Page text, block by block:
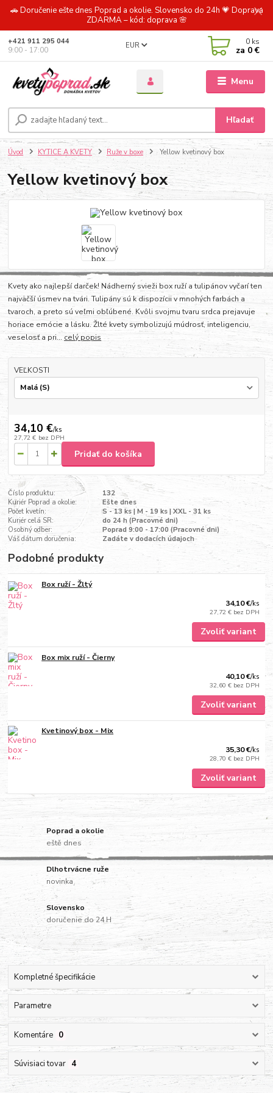
🚗 Doručenie ešte dnes Poprad a okolie. Slovensko do 24h 💗 Doprava
ZDARMA – kód: doprava 🌸
Menu
EUR
Hľadať
+421 911 295 044
9:00 - 17:00
0 ks
za 0 €
Úvod KYTICE A KVETY Ruže v boxe Yellow kvetinový box
Yellow kvetinový box
Kvety ako najlepší darček! Nádherný svieži box ruží a tulipánov vyčarí ten
najväčší úsmev na tvári. Tulipány sú k dispozícii v mnohých farbách a
tvaroch, a preto sú veľmi obľúbené. Kvôli svojmu tvaru srdca prejavuje
horiace emócie a lásku. Žlté kvety symbolizujú múdrosť, inteligenciu,
veselosť a pri... celý popis
VEĽKOSTI
34,10 €/ks
27,72 € bez DPH
Pridať do košíka
Číslo produktu:
132
Kuriér Poprad a okolie:
Ešte dnes
Počet kvetín:
S - 13 ks | M - 19 ks | XXL - 31 ks
Kuriér celá SR:
do 24 h (Pracovné dni)
Osobný odber:
Poprad 9:00 - 17:00 (Pracovné dni)
Váš dátum doručenia:
Zadáte v dodacích údajoch
Podobné produkty
Box ruží - Žltý
34,10 €/ks
27,72 € bez DPH
Zvoliť variant
Box mix ruží - Čierny
40,10 €/ks
32,60 € bez DPH
Zvoliť variant
Kvetinový box - Mix
35,30 €/ks
28,70 € bez DPH
Zvoliť variant
Poprad a okolie
eště dnes
Dlhotrvácne ruže
novinka
Slovensko
doručenie do 24 H
Kompletné špecifikácie
Parametre
Komentáre 0
Súvisiaci tovar 4